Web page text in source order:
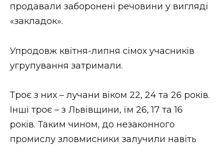
продавали заборонені речовини у вигляді
«закладок».
Упродовж квітня-липня сімох учасників
угрупування затримали.
Троє з них – лучани віком 22, 24 та 26 років.
Інші троє – з Львівщини, їм 26, 17 та 16
років. Таким чином, до незаконного
промислу зловмисники залучили навіть